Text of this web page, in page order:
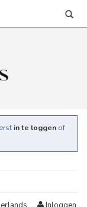
in te loggen of